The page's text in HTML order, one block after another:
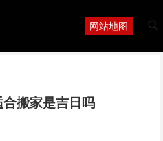
网站地图
搬家是吉日吗